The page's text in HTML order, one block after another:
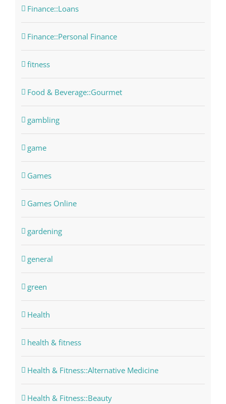
Finance::Loans
Finance::Personal Finance
fitness
Food & Beverage::Gourmet
gambling
game
Games
Games Online
gardening
general
green
Health
health & fitness
Health & Fitness::Alternative Medicine
Health & Fitness::Beauty